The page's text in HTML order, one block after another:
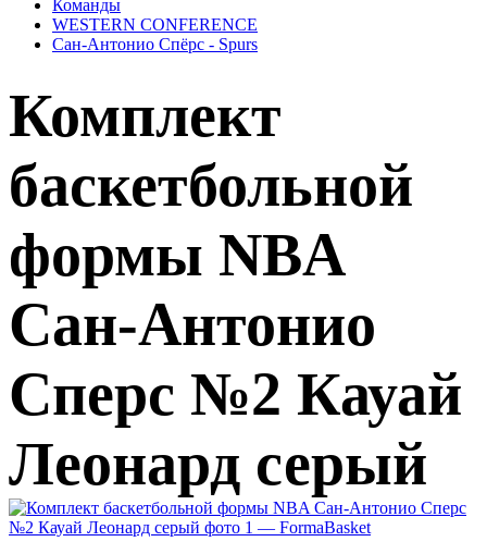
Команды
WESTERN CONFERENCE
Сан-Антонио Спёрс - Spurs
Комплект
баскетбольной
формы NBA
Сан-Антонио
Сперс №2 Кауай
Леонард серый